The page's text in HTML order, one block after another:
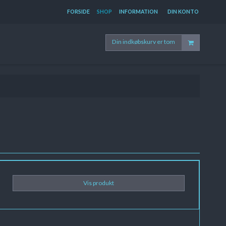
FORSIDE SHOP INFORMATION DIN KONTO
Din indkøbskurv er tom
Vis produkt